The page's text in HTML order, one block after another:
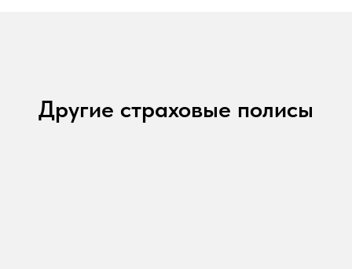
Другие страховые полисы